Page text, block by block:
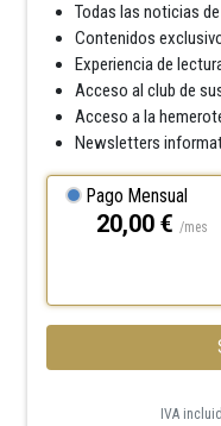
Todas las noticias
Contenidos
Experiencia de
Acceso al club de
Acceso a la
Newsletters
Pago Mensual
20,00 € /mes
IVA